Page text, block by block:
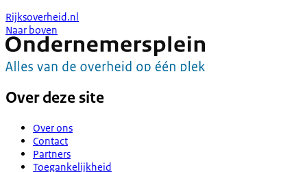
Rijksoverheid.nl
Naar boven
Over deze site
Over ons
Contact
Partners
Toegankelijkheid